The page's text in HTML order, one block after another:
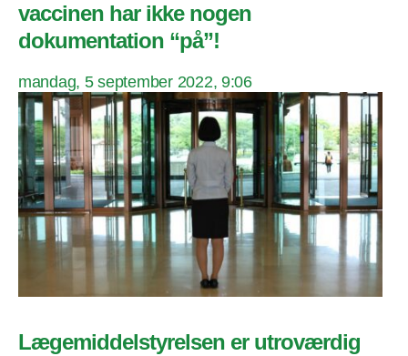
vaccinen har ikke nogen
dokumentation “på”!
mandag, 5 september 2022, 9:06
Lægemiddelstyrelsen er utroværdig